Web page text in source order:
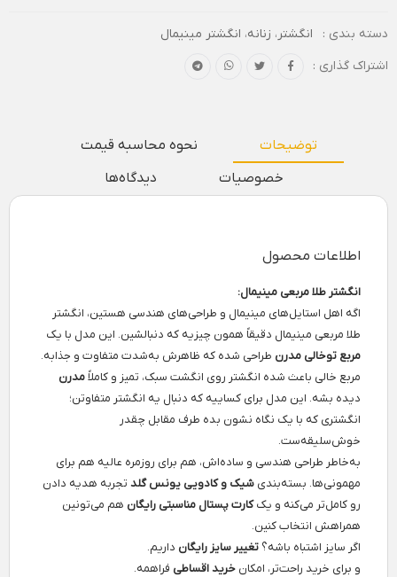
دسته بندی : انگشتر ، زنانه، انگشتر مینیمال
اشتراک گذاری :
توضیحات
نحوه محاسبه قیمت
خصوصیات
دیدگاه‌ها
اطلاعات محصول
انگشتر طلا مربعی مینیمال:
اگه اهل استایل‌های مینیمال و طراحی‌های هندسی هستین، انگشتر
طلا مربعی مینیمال دقیقاً همون چیزیه که دنبالشین. این مدل با یک
مربع توخالی مدرن طراحی شده که ظاهرش به‌شدت متفاوت و جذابه.
مربع خالی باعث شده انگشتر روی انگشت سبک، تمیز و کاملاًمدرن
دیده بشه. این مدل برای کساییه که دنبال یه انگشتر متفاوتن؛
انگشتری که با یک نگاه نشون بده طرف مقابل چقدر
خوش‌سلیقه‌ست.
به‌خاطر طراحی هندسی و ساده‌اش، هم برای روزمره عالیه هم برای
مهمونی‌ها. بسته‌بندی شیک و کادویی یونس گلد تجربه هدیه دادن
رو کامل‌تر می‌کنه و یککارت پستال مناسبتی رایگان هم می‌تونین
همراهش انتخاب کنین.
اگر سایز اشتباه باشه؟ تغییر سایز رایگان داریم.
و برای خرید راحت‌تر، امکان خرید اقساطی فراهمه.